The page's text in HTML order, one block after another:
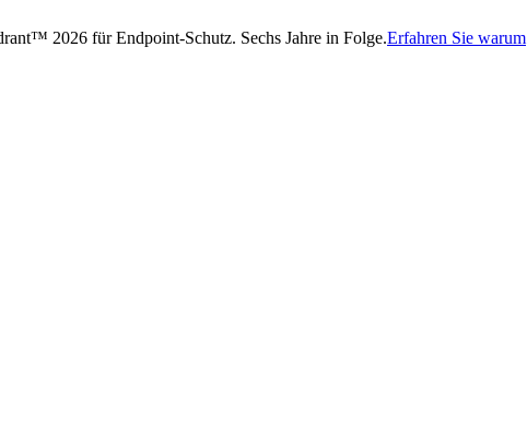
2026 für Endpoint-Schutz. Sechs Jahre in Folge.Erfahren Sie warum